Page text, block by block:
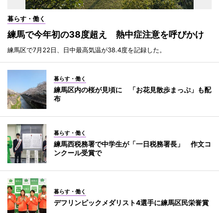
暮らす・働く
練馬で今年初の38度超え 熱中症注意を呼びかけ
練馬区で7月22日、日中最高気温が38.4度を記録した。
暮らす・働く
練馬区内の桜が見頃に 「お花見散歩まっぷ」も配
布
暮らす・働く
練馬西税務署で中学生が「一日税務署長」 作文コ
ンクール受賞で
暮らす・働く
デフリンピックメダリスト4選手に練馬区民栄誉賞